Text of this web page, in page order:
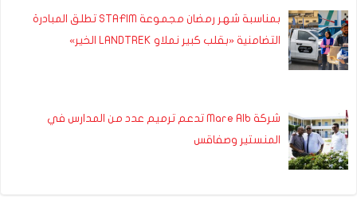
بمناسبة شهر رمضان مجموعة STAFIM تطلق المبادرة
التضامنية «بقلب كبير نملاو LANDTREK الخير»
شركة Mare Alb تدعم ترميم عدد من المدارس في
المنستير وصفاقس